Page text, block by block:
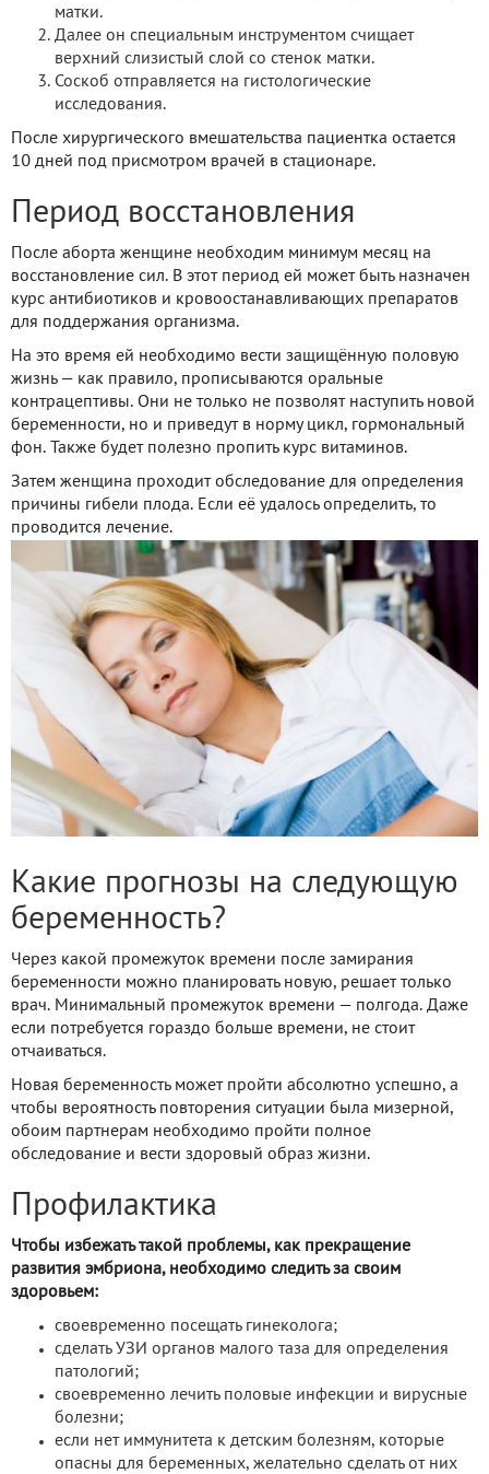
матки.
Далее он специальным инструментом счищает
верхний слизистый слой со стенок матки.
Соскоб отправляется на гистологические
исследования.
После хирургического вмешательства пациентка остается
10 дней под присмотром врачей в стационаре.
Период восстановления
После аборта женщине необходим минимум месяц на
восстановление сил. В этот период ей может быть назначен
курс антибиотиков и кровоостанавливающих препаратов
для поддержания организма.
На это время ей необходимо вести защищённую половую
жизнь — как правило, прописываются оральные
контрацептивы. Они не только не позволят наступить новой
беременности, но и приведут в норму цикл, гормональный
фон. Также будет полезно пропить курс витаминов.
Затем женщина проходит обследование для определения
причины гибели плода. Если её удалось определить, то
проводится лечение.
Какие прогнозы на следующую
беременность?
Через какой промежуток времени после замирания
беременности можно планировать новую, решает только
врач. Минимальный промежуток времени — полгода. Даже
если потребуется гораздо больше времени, не стоит
отчаиваться.
Новая беременность может пройти абсолютно успешно, а
чтобы вероятность повторения ситуации была мизерной,
обоим партнерам необходимо пройти полное
обследование и вести здоровый образ жизни.
Профилактика
Чтобы избежать такой проблемы, как прекращение
развития эмбриона, необходимо следить за своим
здоровьем:
своевременно посещать гинеколога;
сделать УЗИ органов малого таза для определения
патологий;
своевременно лечить половые инфекции и вирусные
болезни;
если нет иммунитета к детским болезням, которые
опасны для беременных, желательно сделать от них